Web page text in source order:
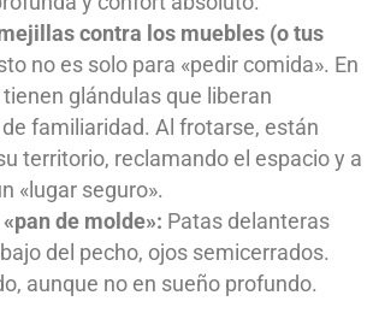
contra los muebles (o tus
no es solo para «pedir comida». En
tienen glándulas que liberan
familiaridad. Al frotarse, están
territorio, reclamando el espacio y a
«lugar seguro».
de molde»: Patas delanteras
del pecho, ojos semicerrados.
aunque no en sueño profundo.